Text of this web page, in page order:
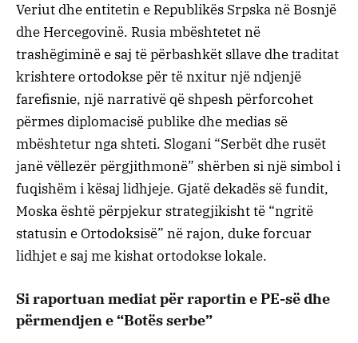
Veriut dhe entitetin e Republikës Srpska në Bosnjë
dhe Hercegovinë. Rusia mbështetet në
trashëgiminë e saj të përbashkët sllave dhe traditat
krishtere ortodokse për të nxitur një ndjenjë
farefisnie, një narrativë që shpesh përforcohet
përmes diplomacisë publike dhe medias së
mbështetur nga shteti. Slogani “Serbët dhe rusët
janë vëllezër përgjithmonë” shërben si një simbol i
fuqishëm i kësaj lidhjeje. Gjatë dekadës së fundit,
Moska është përpjekur strategjikisht të “ngritë
statusin e Ortodoksisë” në rajon, duke forcuar
lidhjet e saj me kishat ortodokse lokale.
Si raportuan mediat për raportin e PE-së dhe
përmendjen e “Botës serbe”